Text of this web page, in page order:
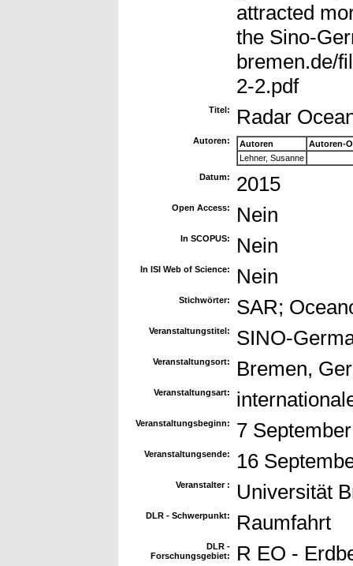
attracted
the Sino-
bremen.de/
2-2.pdf
Titel: Radar
Autoren: Autoren
Autoren-
Lehner, Susanne
Datum:
2015
Open Access: Nein
In SCOPUS: Nein
In ISI Web of Science: Nein
Stichwörter: SAR;
Veranstaltungstitel: SINO-
Veranstaltungsort: Bremen,
Veranstaltungsart:
Veranstaltungsbeginn: 7
Veranstaltungsende: 16
Veranstalter : Universität
DLR - Schwerpunkt: Raumfahrt
DLR -
Forschungsgebiet:
R EO -